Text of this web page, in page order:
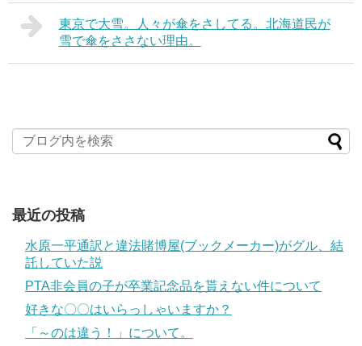
東京で大雪。人々が傘をさしてる。北海道民が
雪で傘をささない理由。
最近の投稿
水原一平通訳と違法賭博屋(ブックメーカー)がグル、結
託していた説
PTA非会員の子が卒業記念品を貰えない件について
好きな〇〇はいらっしゃいますか？
「～のは違う！」について。